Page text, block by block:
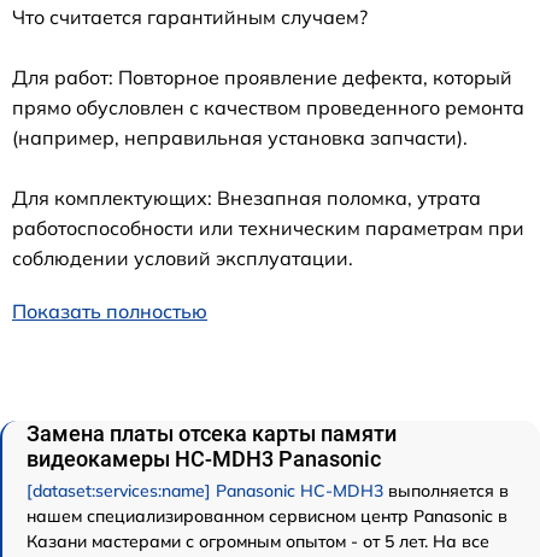
Что считается гарантийным случаем?
Для работ: Повторное проявление дефекта, который
прямо обусловлен с качеством проведенного ремонта
(например, неправильная установка запчасти).
Для комплектующих: Внезапная поломка, утрата
работоспособности или техническим параметрам при
соблюдении условий эксплуатации.
Показать полностью
Замена платы отсека карты памяти
видеокамеры HC-MDH3 Panasonic
[dataset:services:name] Panasonic HC-MDH3 выполняется в
нашем специализированном сервисном центр Panasonic в
Казани мастерами с огромным опытом - от 5 лет. На все